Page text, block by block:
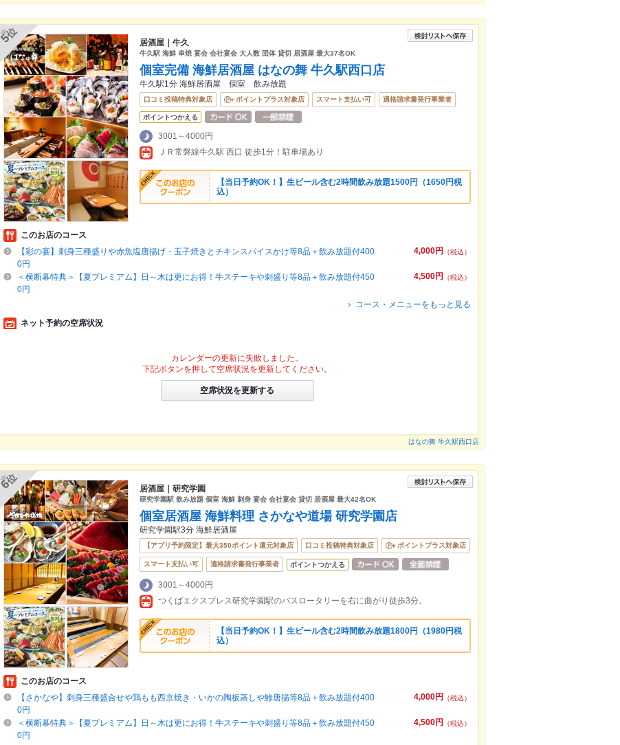
5
位
居酒屋｜牛久
牛久駅 海鮮 串焼 宴会 会社宴会 大人数 団体 貸切 居酒屋 最大37名OK
個室完備 海鮮居酒屋 はなの舞 牛久駅西口店
牛久駅1分 海鮮居酒屋 個室 飲み放題
口コミ投稿特典対象店 ポイントプラス対象店 スマート支払い可 適格請求書発行事業者
ポイントつかえる
3001～4000円
ＪＲ常磐線牛久駅 西口 徒歩1分！駐車場あり
【当日予約OK！】生ビール含む2時間飲み放題1500円（1650円税
込）
このお店のコース
4,000円
（税込）
【彩の宴】刺身三種盛りや赤魚塩唐揚げ・玉子焼きとチキンスパイスかけ等8品＋飲み放題付400
0円
4,500円
（税込）
＜横断幕特典＞【夏プレミアム】日～木は更にお得！牛ステーキや刺盛り等8品＋飲み放題付450
0円
コース・メニューをもっと見る
ネット予約の空席状況
カレンダーの更新に失敗しました。
下記ボタンを押して空席状況を更新してください。
空席状況を更新する
はなの舞 牛久駅西口店
6
位
居酒屋｜研究学園
研究学園駅 飲み放題 個室 海鮮 刺身 宴会 会社宴会 貸切 居酒屋 最大42名OK
個室居酒屋 海鮮料理 さかなや道場 研究学園店
研究学園駅3分 海鮮居酒屋
【アプリ予約限定】最大350ポイント還元対象店 口コミ投稿特典対象店 ポイントプラス対象店
スマート支払い可 適格請求書発行事業者 ポイントつかえる
3001～4000円
つくばエクスプレス研究学園駅のバスロータリーを右に曲がり徒歩3分。
【当日予約OK！】生ビール含む2時間飲み放題1800円（1980円税
込）
このお店のコース
4,000円
（税込）
【さかなや】刺身三種盛合せや鶏もも西京焼き・いかの陶板蒸しや鯵唐揚等8品＋飲み放題付400
0円
4,500円
（税込）
＜横断幕特典＞【夏プレミアム】日～木は更にお得！牛ステーキや刺盛り等8品＋飲み放題付450
0円